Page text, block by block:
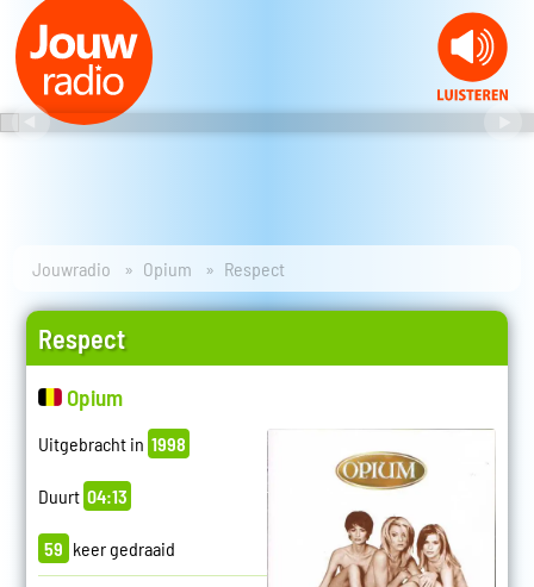
Jouwradio Opium Respect
Respect
Opium
Uitgebracht in 1998
Duurt 04:13
59 keer gedraaid